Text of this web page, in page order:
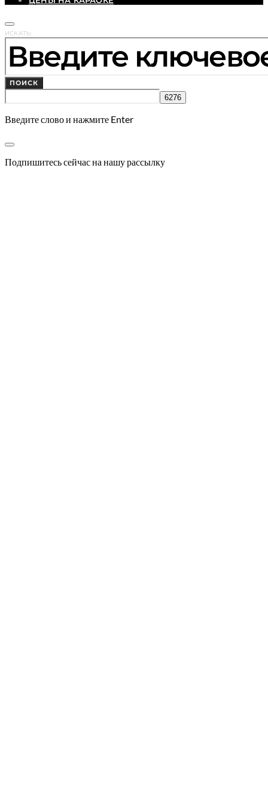
ИСКАТЬ:
ПОИСК
Введите слово и нажмите Enter
Подпишитесь сейчас на нашу рассылку